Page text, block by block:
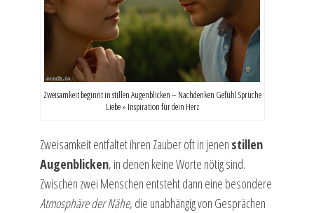
Zweisamkeit beginnt in stillen Augenblicken – Nachdenken Gefühl Sprüche
Liebe » Inspiration für dein Herz
Zweisamkeit entfaltet ihren Zauber oft in jenen stillen
Augenblicken, in denen keine Worte nötig sind.
Zwischen zwei Menschen entsteht dann eine besondere
Atmosphäre der Nähe, die unabhängig von Gesprächen